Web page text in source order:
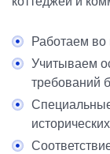
Работаем во
Учитываем
требований